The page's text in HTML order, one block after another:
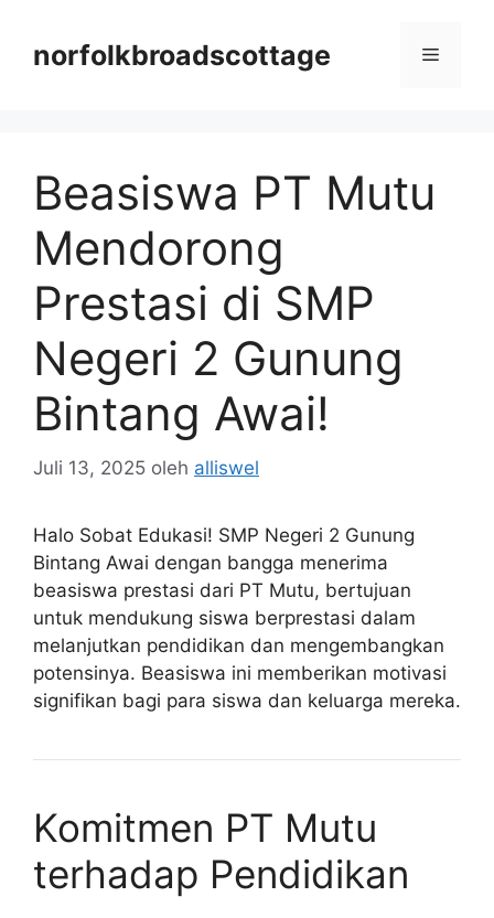
norfolkbroadscottage Menu
Beasiswa PT Mutu
Mendorong
Prestasi di SMP
Negeri 2 Gunung
Bintang Awai!
Juli 13, 2025 oleh alliswel
Halo Sobat Edukasi! SMP Negeri 2 Gunung
Bintang Awai dengan bangga menerima
beasiswa prestasi dari PT Mutu, bertujuan
untuk mendukung siswa berprestasi dalam
melanjutkan pendidikan dan mengembangkan
potensinya. Beasiswa ini memberikan motivasi
signifikan bagi para siswa dan keluarga mereka.
Komitmen PT Mutu
terhadap Pendidikan